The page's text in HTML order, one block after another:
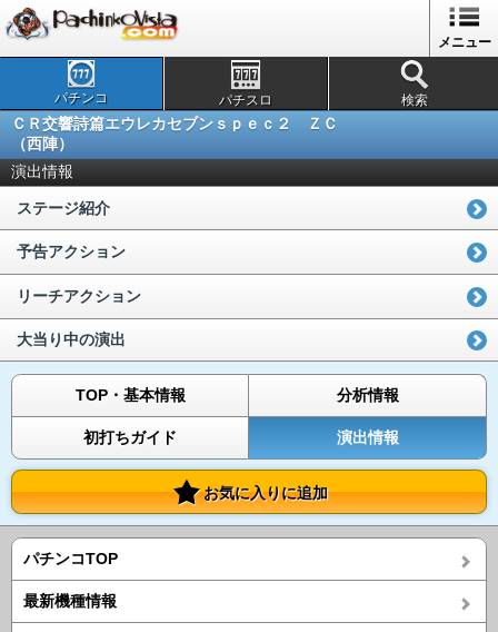
メニュー
パチンコ パチスロ 検索
ＣＲ交響詩篇エウレカセブンｓｐｅｃ２ ＺＣ
（西陣）
演出情報
ステージ紹介
予告アクション
リーチアクション
大当り中の演出
TOP・基本情報 分析情報
初打ちガイド 演出情報
お気に入りに追加
パチンコTOP
最新機種情報